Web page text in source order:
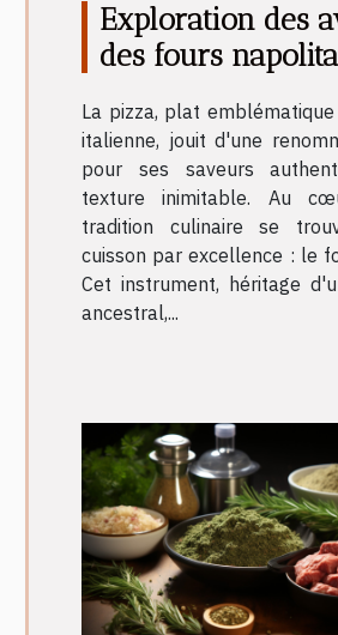
Exploration des
des fours
La pizza, plat
italienne, jouit d'une
pour ses saveurs
texture inimitable. Au
tradition culinaire se
cuisson par excellence : le
Cet instrument, héritage
ancestral,...